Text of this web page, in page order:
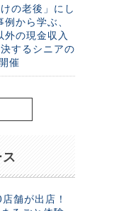
の老後」にし
から学ぶ、
の現金収入
するシニアの
催
舗が出店！